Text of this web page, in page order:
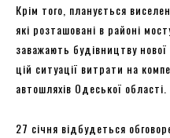
Крім того, планується
які розташовані в районі
заважають будівництву
цій ситуації витрати на
автошляхів Одеської області.
27 січня відбудеться